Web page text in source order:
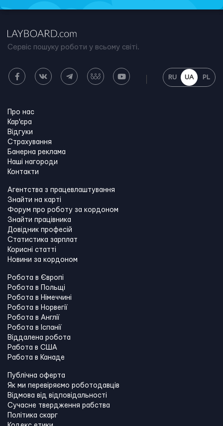
Сервіс пошуку роботи у всьому світі.
RU UA PL
Про нас
Кар'єра
Відгуки
Страхування
Банерна реклама
Наші нагороди
Контакти
Агентства з працевлаштування
Знайти на карті
Форум про роботу за кордоном
Знайти працівника
Довідник професій
Статистика зарплат
Корисні статті
Новини за кордоном
Робота в Європі
Робота в Польщі
Робота в Німеччині
Робота в Норвегії
Робота в Англії
Робота в Іспанії
Віддалена робота
Работа в США
Работа в Канадe
Публічна оферта
Як ми перевіряємо роботодавців
Відмова від відповідальності
Сучасне твердження рабства
Політика скарг